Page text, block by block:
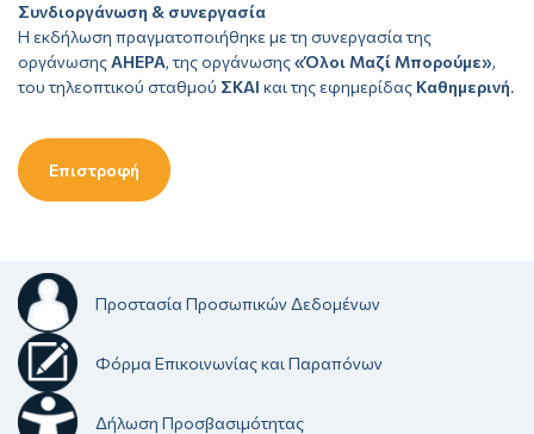
Συνδιοργάνωση & συνεργασία
Η εκδήλωση πραγματοποιήθηκε με τη συνεργασία της
οργάνωσηςAHEPA, της οργάνωσης«Όλοι Μαζί Μπορούμε»,
του τηλεοπτικού σταθμού ΣΚΑΙ και της εφημερίδας Καθημερινή.
Επιστροφή
Προστασία Προσωπικών Δεδομένων
Φόρμα Επικοινωνίας και Παραπόνων
Δήλωση Προσβασιμότητας